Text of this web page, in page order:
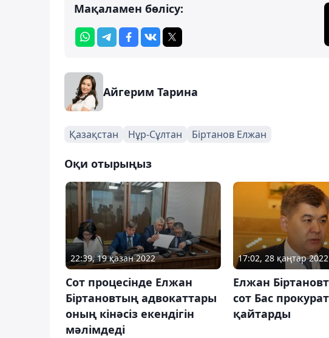
Мақаламен бөлісу:
Айгерим Тарина
Қазақстан Нұр-Сұлтан Біртанов Елжан
Оқи отырыңыз
22:39, 19 қазан 2022
Сот процесінде Елжан
Біртановтың адвокаттары
оның кінәсіз екендігін
мәлімдеді
17:02, 28 қаңтар 2022
Елжан
сот Бас
қайтарды